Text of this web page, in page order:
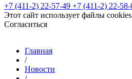
+7 (411-2) 22-57-49 +7 (411-2) 22-58-
Этот сайт использует файлы
Согласиться
Главная
/
Новости